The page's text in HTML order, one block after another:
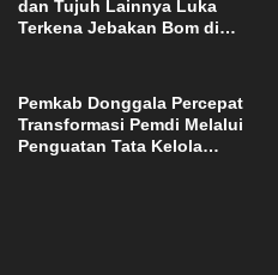
dan Tujuh Lainnya Luka
Terkena Jebakan Bom di
Pemkab Donggala Percepat
Transformasi Pemdi Melalui
Penguatan Tata Kelola